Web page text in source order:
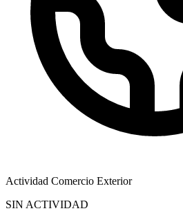
Actividad Comercio Exterior
SIN ACTIVIDAD